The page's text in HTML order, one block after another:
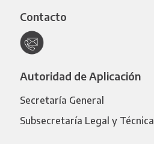
Contacto
Autoridad de Aplicación
Secretaría General
Subsecretaría Legal y Técnica